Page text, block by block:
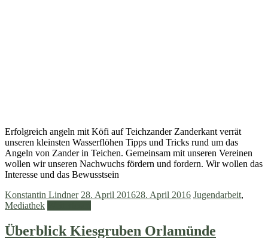
Erfolgreich angeln mit Köfi auf Teichzander Zanderkant verrät
unseren kleinsten Wasserflöhen Tipps und Tricks rund um das
Angeln von Zander in Teichen. Gemeinsam mit unseren Vereinen
wollen wir unseren Nachwuchs fördern und fordern. Wir wollen das
Interesse und das Bewusstsein
Konstantin Lindner 28. April 201628. April 2016 Jugendarbeit,
Mediathek
Überblick Kiesgruben Orlamünde